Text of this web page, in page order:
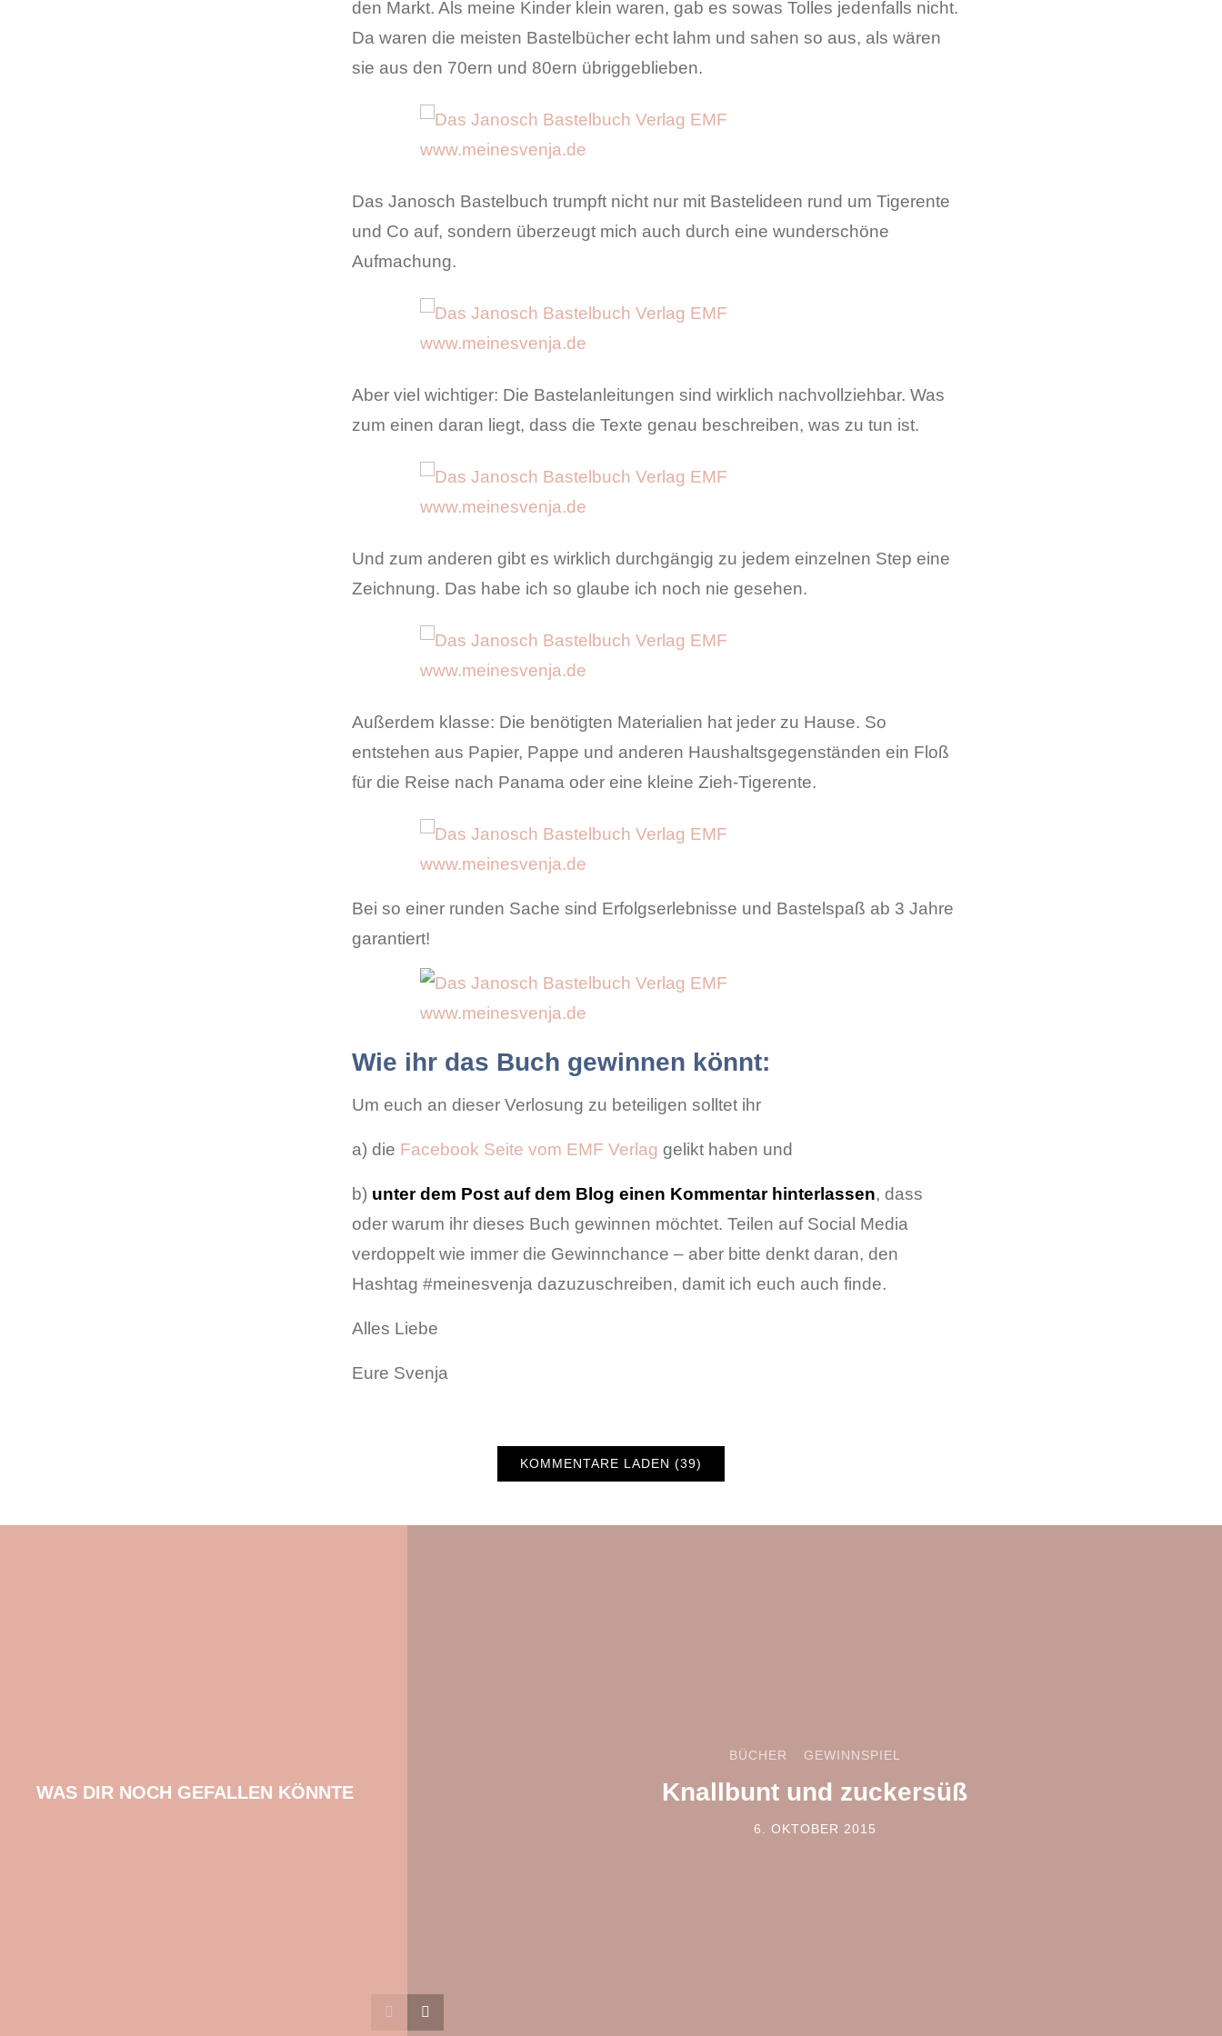
den Markt. Als meine Kinder klein waren, gab es sowas Tolles jedenfalls nicht.
Da waren die meisten Bastelbücher echt lahm und sahen so aus, als wären
sie aus den 70ern und 80ern übriggeblieben.
Das Janosch Bastelbuch trumpft nicht nur mit Bastelideen rund um Tigerente
und Co auf, sondern überzeugt mich auch durch eine wunderschöne
Aufmachung.
Aber viel wichtiger: Die Bastelanleitungen sind wirklich nachvollziehbar. Was
zum einen daran liegt, dass die Texte genau beschreiben, was zu tun ist.
Und zum anderen gibt es wirklich durchgängig zu jedem einzelnen Step eine
Zeichnung. Das habe ich so glaube ich noch nie gesehen.
Außerdem klasse: Die benötigten Materialien hat jeder zu Hause. So
entstehen aus Papier, Pappe und anderen Haushaltsgegenständen ein Floß
für die Reise nach Panama oder eine kleine Zieh-Tigerente.
Bei so einer runden Sache sind Erfolgserlebnisse und Bastelspaß ab 3 Jahre
garantiert!
Wie ihr das Buch gewinnen könnt:
Um euch an dieser Verlosung zu beteiligen solltet ihr
a) die Facebook Seite vom EMF Verlag gelikt haben und
b) unter dem Post auf dem Blog einen Kommentar hinterlassen, dass
oder warum ihr dieses Buch gewinnen möchtet. Teilen auf Social Media
verdoppelt wie immer die Gewinnchance – aber bitte denkt daran, den
Hashtag #meinesvenja dazuzuschreiben, damit ich euch auch finde.
Alles Liebe
Eure Svenja
KOMMENTARE LADEN (39)
WAS DIR NOCH GEFALLEN KÖNNTE
BÜCHER GEWINNSPIEL
Knallbunt und zuckersüß
POSTED ON
6. OKTOBER 2015